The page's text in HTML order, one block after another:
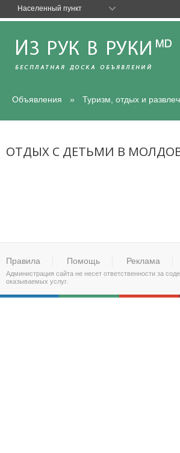
Объявления Туризм, отдых и
ОТДЫХ С ДЕТЬМИ В
Правила Помощь Реклама
Администрация сайта не несет ответственности за
оказываемых услуг.
Населенный пункт